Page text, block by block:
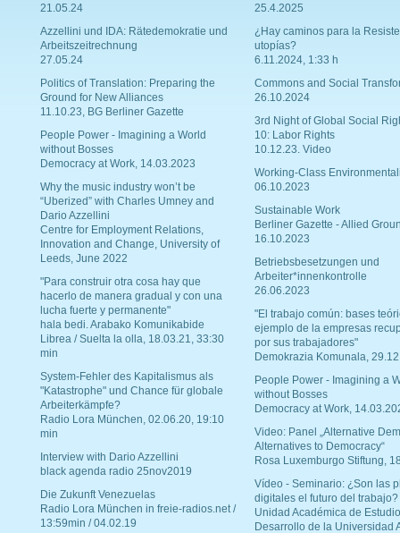
21.05.24
Azzellini und IDA: Rätedemokratie und
Arbeitszeitrechnung
27.05.24
Politics of Translation: Preparing the
Ground for New Alliances
11.10.23, BG Berliner Gazette
People Power - Imagining a World
without Bosses
Democracy at Work, 14.03.2023
Why the music industry won’t be
“Uberized” with Charles Umney and
Dario Azzellini
Centre for Employment Relations,
Innovation and Change, University of
Leeds, June 2022
"Para construir otra cosa hay que
hacerlo de manera gradual y con una
lucha fuerte y permanente"
hala bedi. Arabako Komunikabide
Librea / Suelta la olla, 18.03.21, 33:30
min
System-Fehler des Kapitalismus als
"Katastrophe" und Chance für globale
Arbeiterkämpfe?
Radio Lora München, 02.06.20, 19:10
min
Interview with Dario Azzellini
black agenda radio 25nov2019
Die Zukunft Venezuelas
Radio Lora München in freie-radios.net /
13:59min / 04.02.19
25.4.2025
¿Hay caminos para la
utopías?
6.11.2024, 1:33 h
Commons and Social
26.10.2024
3rd Night of Global Social
10: Labor Rights
10.12.23. Video
Working-Class
06.10.2023
Sustainable Work
Berliner Gazette - Allied
16.10.2023
Betriebsbesetzungen und
Arbeiter*innenkontrolle
26.06.2023
"El trabajo común: bases
ejemplo de la empresas
por sus trabajadores"
Demokrazia Komunala,
People Power - Imagining a
without Bosses
Democracy at Work,
Video: Panel „Alternative
Alternatives to Democracy“
Rosa Luxemburgo Stiftung,
Vídeo - Seminario: ¿Son las
digitales el futuro del trabajo?
Unidad Académica de
Desarrollo de la Universidad